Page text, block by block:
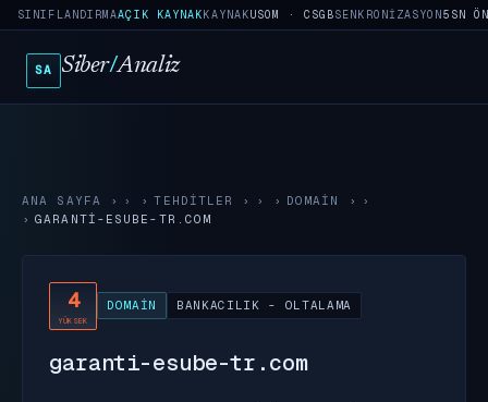
SINIFLANDIRMAAÇIK KAYNAKKAYNAKUSOM · CSGBSENKRONIZASYON5SN
SA Siber/Analiz
ANA SAYFA › TEHDITLER › DOMAIN
›
GARANTI-ESUBE-TR.COM
4
YÜKSEK
DOMAIN BANKACILIK - OLTALAMA
garanti-esube-tr.com